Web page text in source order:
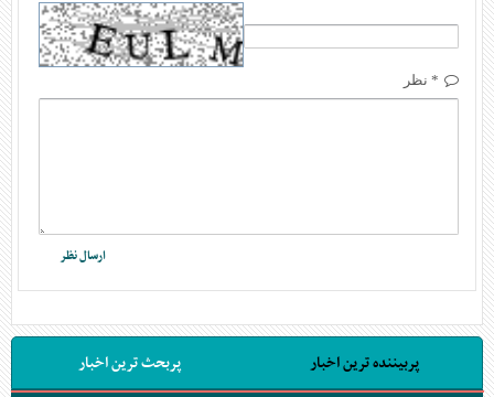
* نظر
پربیننده ترین اخبار پربحث ترین اخبار